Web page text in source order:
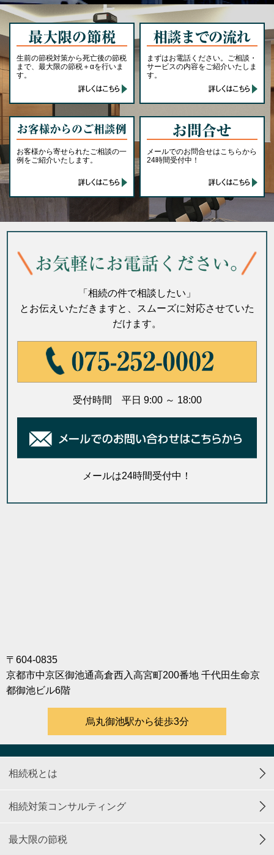
生前の節税対策から死亡後の節税
まで、最大限の節税＋αを行いま
す。
まずはお電話ください。ご相談・
サービスの内容をご紹介いたしま
す。
お客様から寄せられたご相談の一
例をご紹介いたします。
メールでのお問合せはこちらから
24時間受付中！
「相続の件で相談したい」
とお伝えいただきますと、スムーズに対応させていた
だけます。
受付時間 平日 9:00 ～ 18:00
メールは24時間受付中！
〒604-0835
京都市中京区御池通高倉西入高宮町200番地 千代田生命京
都御池ビル6階
烏丸御池駅から徒歩3分
相続税とは
相続対策コンサルティング
最大限の節税